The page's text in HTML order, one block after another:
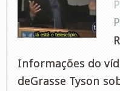
Informações do
deGrasse Tyson